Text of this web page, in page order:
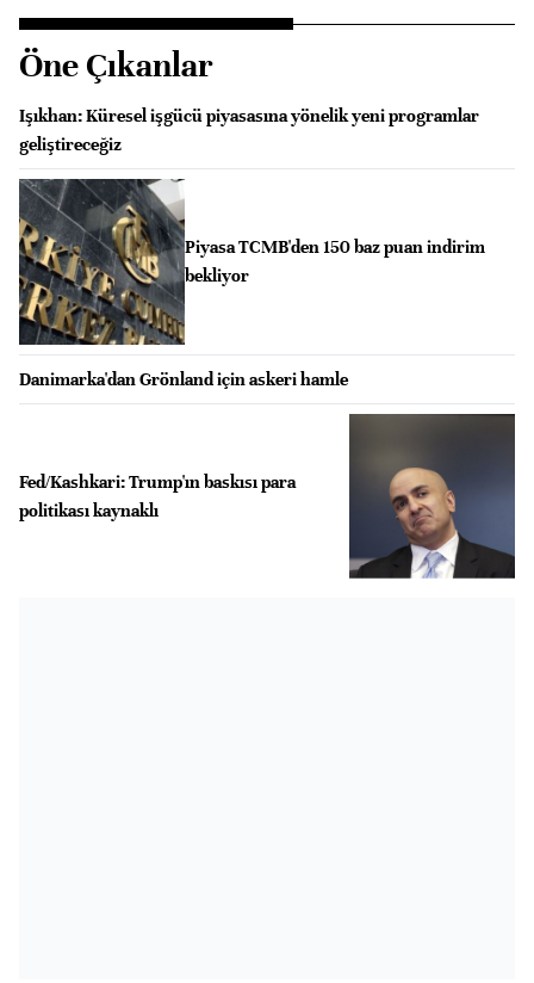
Öne Çıkanlar
Işıkhan: Küresel işgücü piyasasına yönelik yeni programlar
geliştireceğiz
Piyasa TCMB'den 150 baz puan indirim
bekliyor
Danimarka'dan Grönland için askeri hamle
Fed/Kashkari: Trump'ın baskısı para
politikası kaynaklı